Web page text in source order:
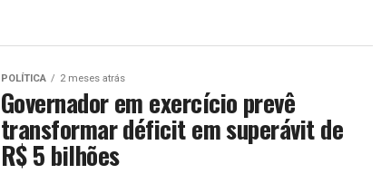
POLÍTICA 2 meses atrás
Governador em exercício prevê
transformar déficit em superávit de
R$ 5 bilhões